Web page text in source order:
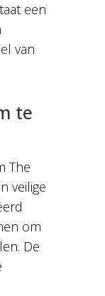
een
van
te
The
veilige
om
De